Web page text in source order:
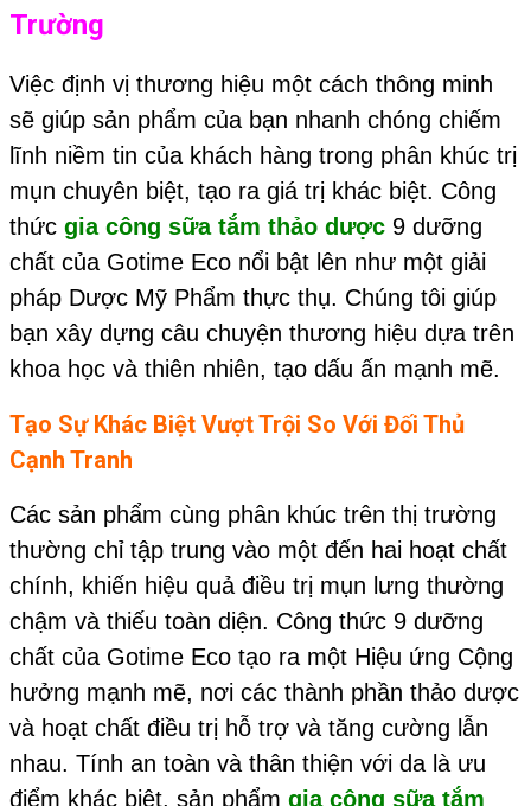
Trường
Việc định vị thương hiệu một cách thông minh
sẽ giúp sản phẩm của bạn nhanh chóng chiếm
lĩnh niềm tin của khách hàng trong phân khúc trị
mụn chuyên biệt, tạo ra giá trị khác biệt. Công
thức gia công sữa tắm thảo dược 9 dưỡng
chất của Gotime Eco nổi bật lên như một giải
pháp Dược Mỹ Phẩm thực thụ. Chúng tôi giúp
bạn xây dựng câu chuyện thương hiệu dựa trên
khoa học và thiên nhiên, tạo dấu ấn mạnh mẽ.
Tạo Sự Khác Biệt Vượt Trội So Với Đối Thủ
Cạnh Tranh
Các sản phẩm cùng phân khúc trên thị trường
thường chỉ tập trung vào một đến hai hoạt chất
chính, khiến hiệu quả điều trị mụn lưng thường
chậm và thiếu toàn diện. Công thức 9 dưỡng
chất của Gotime Eco tạo ra một Hiệu ứng Cộng
hưởng mạnh mẽ, nơi các thành phần thảo dược
và hoạt chất điều trị hỗ trợ và tăng cường lẫn
nhau. Tính an toàn và thân thiện với da là ưu
điểm khác biệt, sản phẩm gia công sữa tắm